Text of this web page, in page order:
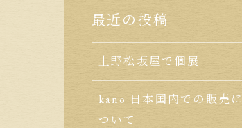
最近の投稿
上野松坂屋で個展
kano 日本国内での販売に
ついて